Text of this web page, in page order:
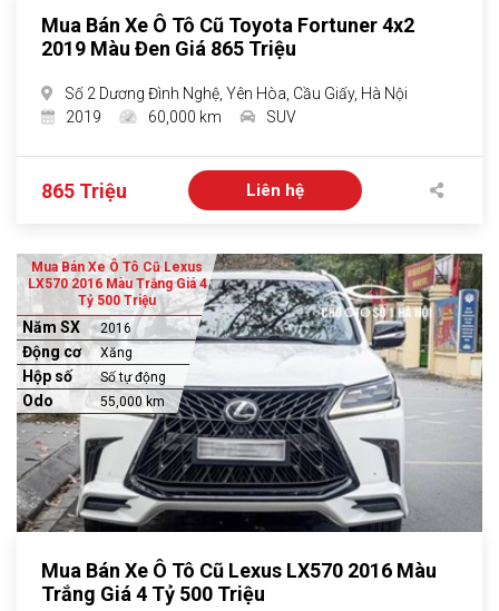
Mua Bán Xe Ô Tô Cũ Toyota Fortuner 4x2
2019 Màu Đen Giá 865 Triệu
Số 2 Dương Đình Nghệ, Yên Hòa, Cầu Giấy, Hà Nội
2019
60,000 km SUV
865 Triệu Liên hệ
Mua Bán Xe Ô Tô Cũ Lexus
LX570 2016 Màu Trắng Giá 4
Tỷ 500 Triệu
Năm SX 2016
Động cơ Xăng
Hộp số Số tự động
Odo 55,000 km
Mua Bán Xe Ô Tô Cũ Lexus LX570 2016 Màu
Trắng Giá 4 Tỷ 500 Triệu